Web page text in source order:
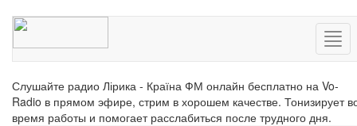
Слушайте радио Лірика - Країна ФМ онлайн бесплатно на Vo-
Radio в прямом эфире, стрим в хорошем качестве. Тонизирует
время работы и помогает расслабиться после трудного дня.